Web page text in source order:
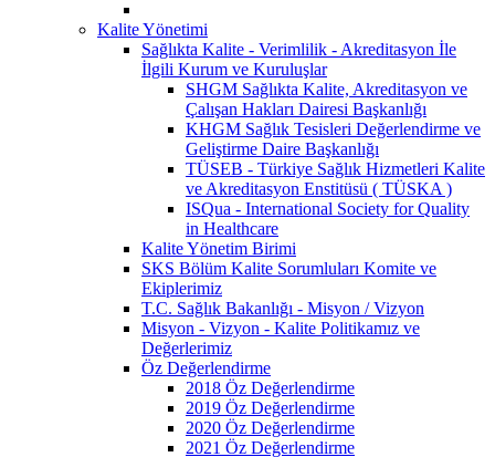
Kalite Yönetimi
Sağlıkta Kalite - Verimlilik - Akreditasyon İle
İlgili Kurum ve Kuruluşlar
SHGM Sağlıkta Kalite, Akreditasyon ve
Çalışan Hakları Dairesi Başkanlığı
KHGM Sağlık Tesisleri Değerlendirme ve
Geliştirme Daire Başkanlığı
TÜSEB - Türkiye Sağlık Hizmetleri Kalite
ve Akreditasyon Enstitüsü ( TÜSKA )
ISQua - International Society for Quality
in Healthcare
Kalite Yönetim Birimi
SKS Bölüm Kalite Sorumluları Komite ve
Ekiplerimiz
T.C. Sağlık Bakanlığı - Misyon / Vizyon
Misyon - Vizyon - Kalite Politikamız ve
Değerlerimiz
Öz Değerlendirme
2018 Öz Değerlendirme
2019 Öz Değerlendirme
2020 Öz Değerlendirme
2021 Öz Değerlendirme